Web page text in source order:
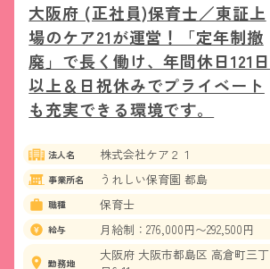
大阪府 (正社員)保育士／東証上
場のケア21が運営！「定年制撤
廃」で長く働け、年間休日121日
以上＆日祝休みでプライベート
も充実できる環境です。
法人名 株式会社ケア２１
事業所名 うれしい保育園 都島
職種 保育士
給与 月給制：276,000円〜292,500円
勤務地
大阪府 大阪市都島区 高倉町三丁